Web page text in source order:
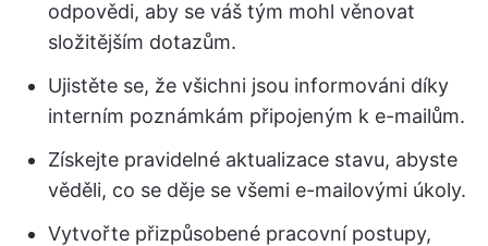
odpovědi, aby se váš tým mohl věnovat
složitějším dotazům.
Ujistěte se, že všichni jsou informováni díky
interním poznámkám připojeným k e-mailům.
Získejte pravidelné aktualizace stavu, abyste
věděli, co se děje se všemi e-mailovými úkoly.
Vytvořte přizpůsobené pracovní postupy,